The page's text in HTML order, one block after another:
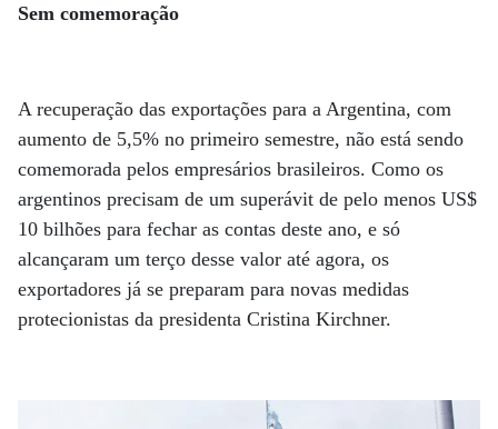
Sem comemoração
A recuperação das exportações para a Argentina, com
aumento de 5,5% no primeiro semestre, não está sendo
comemorada pelos empresários brasileiros. Como os
argentinos precisam de um superávit de pelo menos US$
10 bilhões para fechar as contas deste ano, e só
alcançaram um terço desse valor até agora, os
exportadores já se preparam para novas medidas
protecionistas da presidenta Cristina Kirchner.